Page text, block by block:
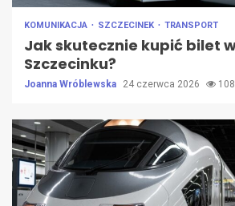
KOMUNIKACJA SZCZECINEK TRANSPORT
Jak skutecznie kupić bilet
Szczecinku?
Joanna Wróblewska 24 czerwca 2026 108